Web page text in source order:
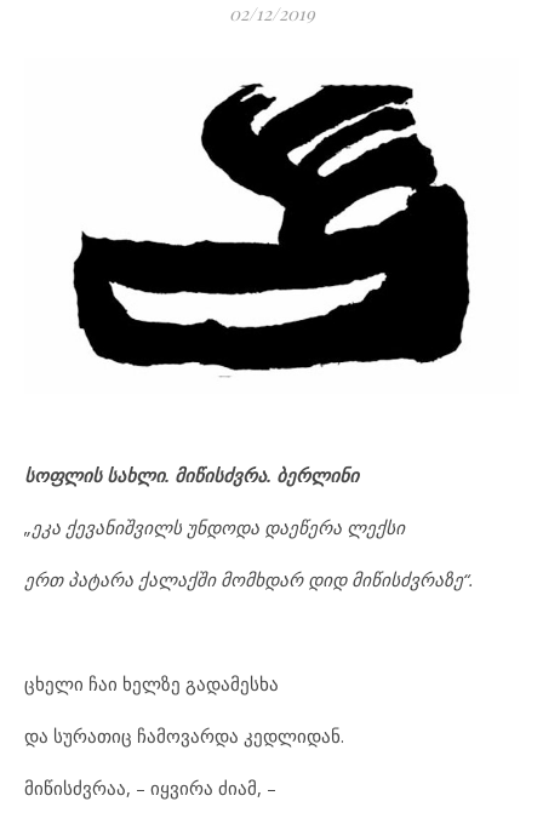
02/12/2019
სოფლის სახლი. მიწისძვრა. ბერლინი
„ეკა ქევანიშვილს უნდოდა დაეწერა ლექსი
ერთ პატარა ქალაქში მომხდარ დიდ მიწისძვრაზე“.
ცხელი ჩაი ხელზე გადამესხა
და სურათიც ჩამოვარდა კედლიდან.
მიწისძვრაა, – იყვირა ძიამ, –